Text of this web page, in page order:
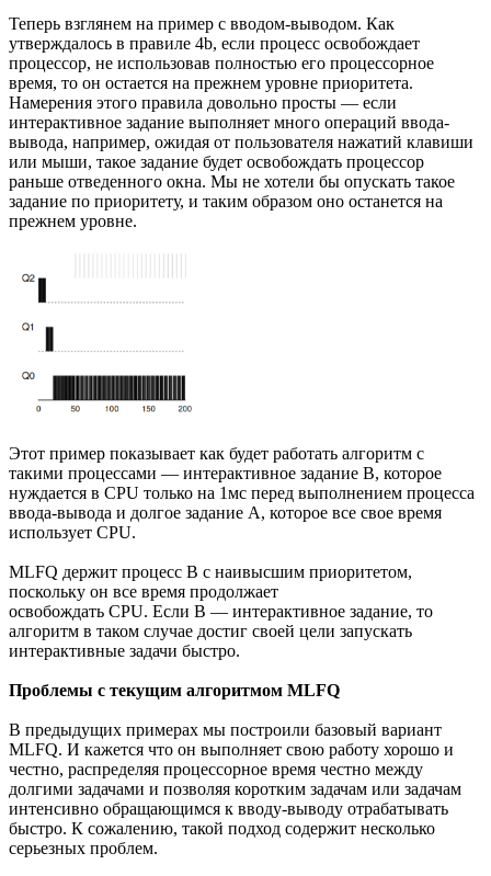
Теперь взглянем на пример с вводом-выводом. Как
утверждалось в правиле 4b, если процесс освобождает
процессор, не использовав полностью его процессорное
время, то он остается на прежнем уровне приоритета.
Намерения этого правила довольно просты — если
интерактивное задание выполняет много операций ввода-
вывода, например, ожидая от пользователя нажатий клавиши
или мыши, такое задание будет освобождать процессор
раньше отведенного окна. Мы не хотели бы опускать такое
задание по приоритету, и таким образом оно останется на
прежнем уровне.
Этот пример показывает как будет работать алгоритм с
такими процессами — интерактивное задание В, которое
нуждается в CPU только на 1мс перед выполнением процесса
ввода-вывода и долгое задание А, которое все свое время
использует CPU.
MLFQ держит процесс В с наивысшим приоритетом,
поскольку он все время продолжает
освобождать CPU. Если B — интерактивное задание, то
алгоритм в таком случае достиг своей цели запускать
интерактивные задачи быстро.
Проблемы с текущим алгоритмом MLFQ
В предыдущих примерах мы построили базовый вариант
MLFQ. И кажется что он выполняет свою работу хорошо и
честно, распределяя процессорное время честно между
долгими задачами и позволяя коротким задачам или задачам
интенсивно обращающимся к вводу-выводу отрабатывать
быстро. К сожалению, такой подход содержит несколько
серьезных проблем.